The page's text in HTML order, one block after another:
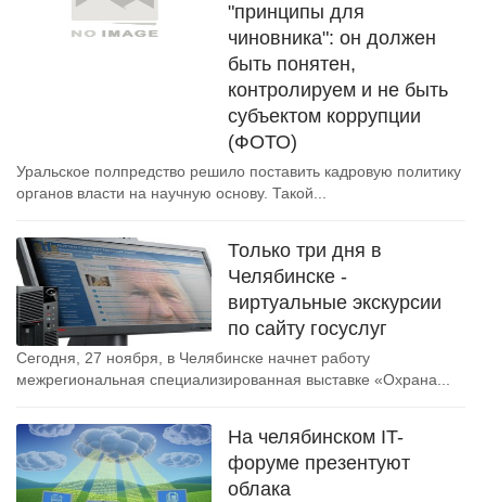
"принципы для
чиновника": он должен
быть понятен,
контролируем и не быть
субъектом коррупции
(ФОТО)
Уральское полпредство решило поставить кадровую политику
органов власти на научную основу. Такой...
Только три дня в
Челябинске -
виртуальные экскурсии
по сайту госуслуг
Сегодня, 27 ноября, в Челябинске начнет работу
межрегиональная специализированная выставке «Охрана...
На челябинском IT-
форуме презентуют
облака